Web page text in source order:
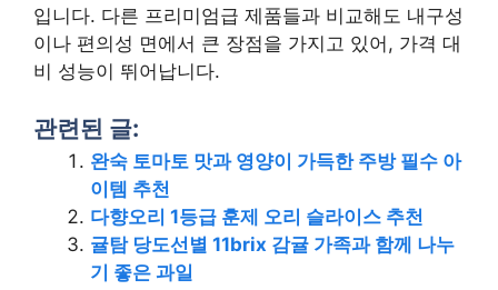
입니다. 다른 프리미엄급 제품들과 비교해도 내구성
이나 편의성 면에서 큰 장점을 가지고 있어, 가격 대
비 성능이 뛰어납니다.
관련된 글:
완숙 토마토 맛과 영양이 가득한 주방 필수 아
이템 추천
다향오리 1등급 훈제 오리 슬라이스 추천
귤탐 당도선별 11brix 감귤 가족과 함께 나누
기 좋은 과일